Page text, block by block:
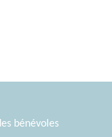
bénévoles